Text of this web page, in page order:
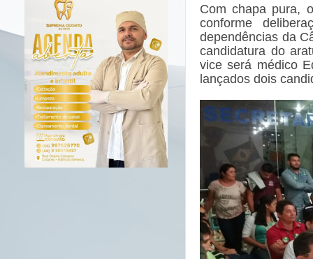
Com chapa pura,
conforme
dependências da
candidatura do
vice será médico
lançados dois